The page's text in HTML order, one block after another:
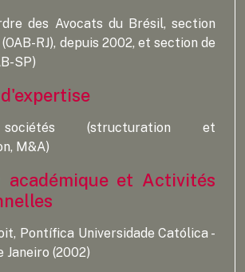
des Avocats du Brésil, section
RJ), depuis 2002, et section de
SP)
(structuration et
M&A)
académique et Activités
Pontífica Universidade Católica -
Janeiro (2002)